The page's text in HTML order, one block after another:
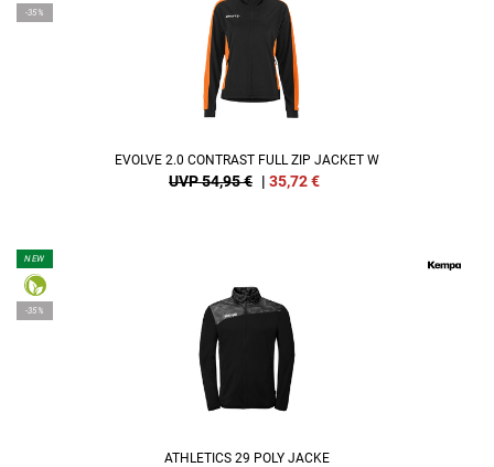
-35%
EVOLVE 2.0 CONTRAST FULL ZIP JACKET W
UVP 54,95 € | 35,72€
NEW
-35%
ATHLETICS 29 POLY JACKE